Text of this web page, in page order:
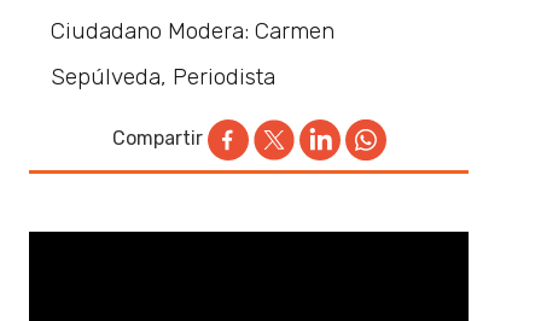
Ciudadano Modera: Carmen
Sepúlveda, Periodista
Compartir